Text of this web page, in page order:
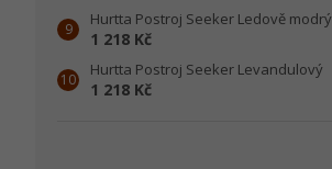
Hurtta Postroj Seeker Ledově modrý
1 218 Kč
Hurtta Postroj Seeker Levandulový
1 218 Kč